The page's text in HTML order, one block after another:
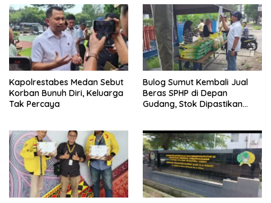
Kapolrestabes Medan Sebut
Korban Bunuh Diri, Keluarga
Tak Percaya
Bulog Sumut Kembali Jual
Beras SPHP di Depan
Gudang, Stok Dipastikan